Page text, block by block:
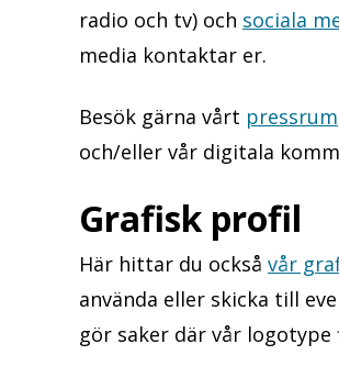
radio och tv) och sociala
media kontaktar er.
Besök gärna vårt pressrum
och/eller vår digitala
Grafisk profil
Här hittar du också vår
använda eller skicka till
gör saker där vår logotype